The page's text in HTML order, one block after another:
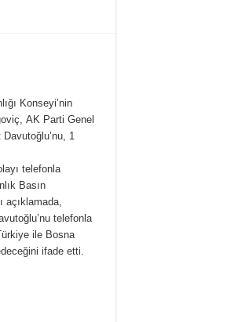
Konseyi’nin
AK Parti Genel
1
telefonla
Basın
açıklamada,
telefonla
ile Bosna
ifade etti.